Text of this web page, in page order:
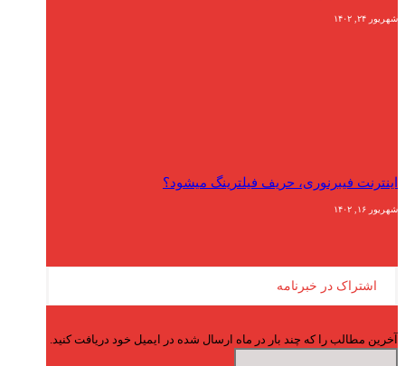
شهریور ۲۴, ۱۴۰۲
اینترنت فیبرنوری، حریف فیلترینگ میشود؟
شهریور ۱۶, ۱۴۰۲
اشتراک در خبرنامه
آخرین مطالب را که چند بار در ماه ارسال شده در ایمیل خود دریافت کنید.